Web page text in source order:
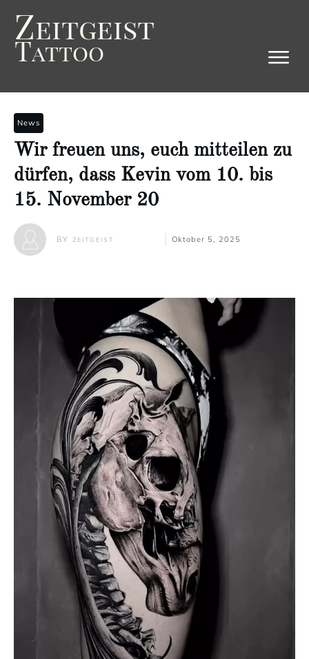
Zeitgeist
Tattoo
News
Wir freuen uns, euch mitteilen zu
dürfen, dass Kevin vom 10. bis
15. November 20
BYZEITGEIST Oktober 5, 2025